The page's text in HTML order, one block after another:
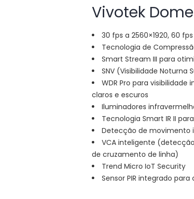
Vivotek
30 fps a 2560×1920, 60 fps
Tecnologia de
Smart Stream III para
SNV (Visibilidade
WDR Pro para
claros e escuros
Iluminadores
Tecnologia Smart IR II
Detecção de movimento
VCA inteligente
de cruzamento de linha)
Trend Micro IoT Security
Sensor PIR integrado